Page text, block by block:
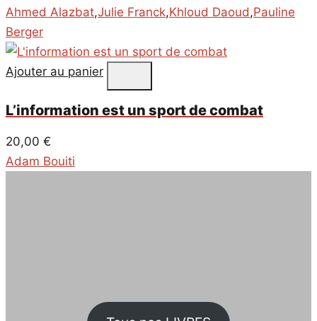
Ahmed Alazbat,Julie Franck,Khloud Daoud,Pauline
Berger
Ajouter au panier
L’information est un sport de combat
20,00 €
Adam Bouiti